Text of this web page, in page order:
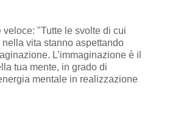
veloce: "Tutte le svolte di cui
vita stanno aspettando
L’immaginazione è il
tua mente, in grado di
mentale in realizzazione